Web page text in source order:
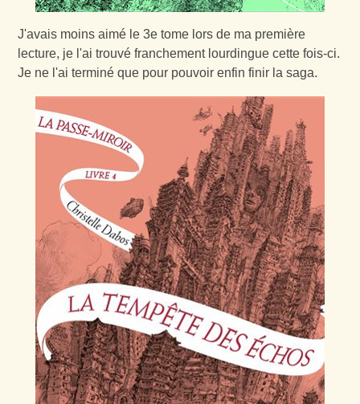
J'avais moins aimé le 3e tome lors de ma première
lecture, je l'ai trouvé franchement lourdingue cette fois-ci.
Je ne l'ai terminé que pour pouvoir enfin finir la saga.